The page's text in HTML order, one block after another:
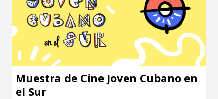
Muestra de Cine Joven Cubano en
el Sur